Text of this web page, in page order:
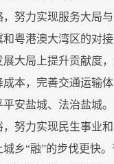
努力实现服务大局
粤港澳大湾区的对
大局上提升贡献度
本，完善交通运输
安盐城、法治盐城。
努力实现民生事业
乡“融”的步伐更快